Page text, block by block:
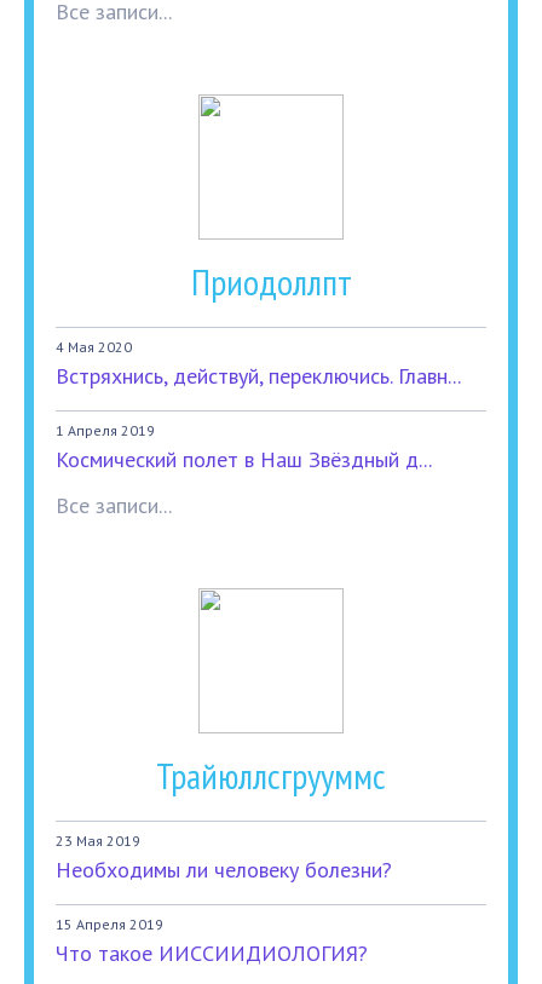
Все записи...
Приодоллпт
4 Мая 2020
Встряхнись, действуй, переключись. Главн...
1 Апреля 2019
Космический полет в Наш Звёздный д...
Все записи...
Трайюллсгрууммс
23 Мая 2019
Необходимы ли человеку болезни?
15 Апреля 2019
Что такое ИИССИИДИОЛОГИЯ?